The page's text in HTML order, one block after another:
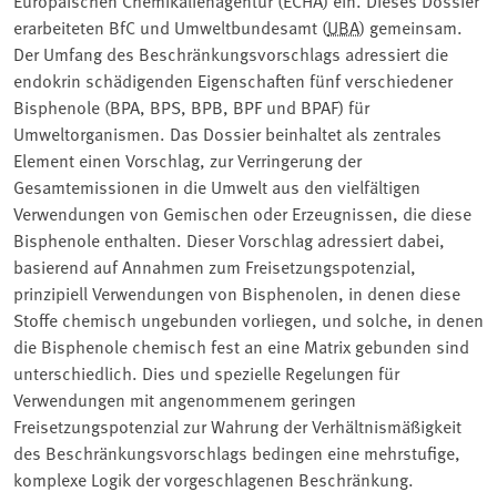
erarbeiteten BfC und Umweltbundesamt (UBA) gemeinsam.
Der Umfang des Beschränkungsvorschlags adressiert die
endokrin schädigenden Eigenschaften fünf verschiedener
Bisphenole (BPA, BPS, BPB, BPF und BPAF) für
Umweltorganismen. Das Dossier beinhaltet als zentrales
Element einen Vorschlag, zur Verringerung der
Gesamtemissionen in die Umwelt aus den vielfältigen
Verwendungen von Gemischen oder Erzeugnissen, die diese
Bisphenole enthalten. Dieser Vorschlag adressiert dabei,
basierend auf Annahmen zum Freisetzungspotenzial,
prinzipiell Verwendungen von Bisphenolen, in denen diese
Stoffe chemisch ungebunden vorliegen, und solche, in denen
die Bisphenole chemisch fest an eine Matrix gebunden sind
unterschiedlich. Dies und spezielle Regelungen für
Verwendungen mit angenommenem geringen
Freisetzungspotenzial zur Wahrung der Verhältnismäßigkeit
des Beschränkungsvorschlags bedingen eine mehrstufige,
komplexe Logik der vorgeschlagenen Beschränkung.